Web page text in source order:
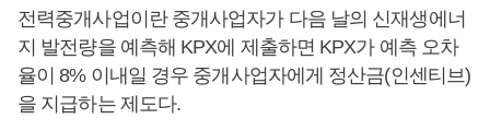
전력중개사업이란 중개사업자가 다음 날의 신재생에너
지 발전량을 예측해 KPX에 제출하면 KPX가 예측 오차
율이 8% 이내일 경우 중개사업자에게 정산금(인센티브)
을 지급하는 제도다.